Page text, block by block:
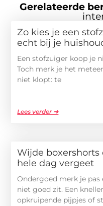
Gerelateerde
Zo kies je een
echt bij je
Een stofzuiger koop je
Toch merk je het
niet klopt: te
Lees verder ➜
Wijde boxershorts
hele dag vergeet
Ondergoed merk je pas
niet goed zit. Een
opkruipende pijpjes of